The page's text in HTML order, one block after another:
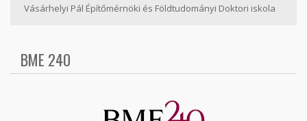
Vásárhelyi Pál Építőmérnöki és Földtudományi Doktori iskola
BME 240